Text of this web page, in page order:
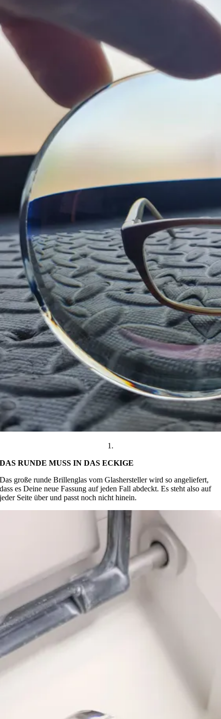
1.
DAS RUNDE MUSS IN DAS ECKIGE
Das große runde Brillenglas vom Glashersteller wird so angeliefert,
dass es Deine neue Fassung auf jeden Fall abdeckt. Es steht also auf
jeder Seite über und passt noch nicht hinein.